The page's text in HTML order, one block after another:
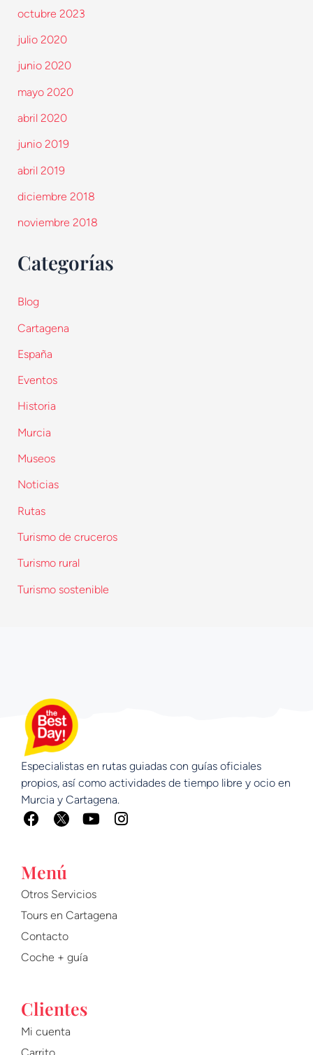
octubre 2023
julio 2020
junio 2020
mayo 2020
abril 2020
junio 2019
abril 2019
diciembre 2018
noviembre 2018
Categorías
Blog
Cartagena
España
Eventos
Historia
Murcia
Museos
Noticias
Rutas
Turismo de cruceros
Turismo rural
Turismo sostenible
Especialistas en rutas guiadas con guías oficiales
propios, así como actividades de tiempo libre y ocio en
Murcia y Cartagena.
F
a
b
o
k
Y
o
b
I
n
Menú
Otros Servicios
Tours en Cartagena
Contacto
Coche + guía
Clientes
Mi cuenta